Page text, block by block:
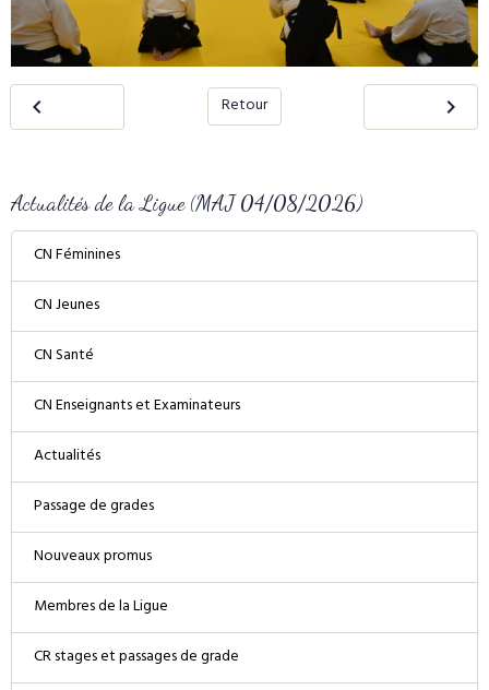
Retour
Actualités de la Ligue (MAJ 04/08/2026)
CN Féminines
CN Jeunes
CN Santé
CN Enseignants et Examinateurs
Actualités
Passage de grades
Nouveaux promus
Membres de la Ligue
CR stages et passages de grade